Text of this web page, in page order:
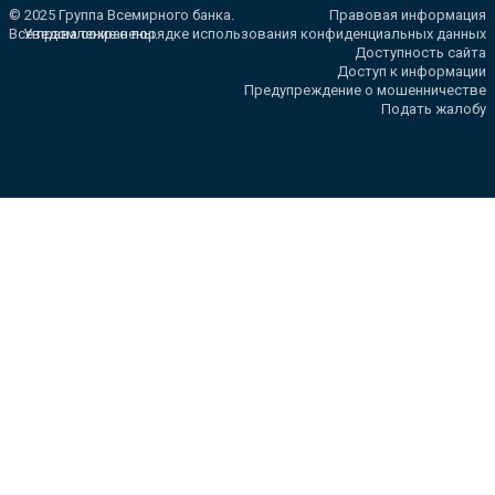
© 2025 Группа Всемирного банка.
Все права сохранены.
Правовая информация
Уведомление о порядке использования конфиденциальных данных
Доступность сайта
Доступ к информации
Предупреждение о мошенничестве
Подать жалобу